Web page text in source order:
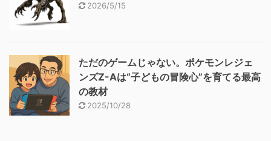
2026/5/15
ただのゲームじゃない。ポケモンレジェ
ンズZ-Aは“子どもの冒険心”を育てる最高
の教材
2025/10/28